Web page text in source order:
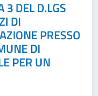
3 DEL D.LGS
DI
PRESSO
DI
PER UN